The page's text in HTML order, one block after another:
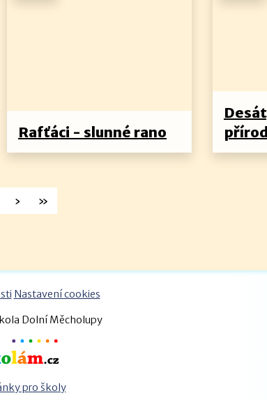
Rafťáci - slunné rano
› »
Nastavení cookies
Dolní Měcholupy
pro školy